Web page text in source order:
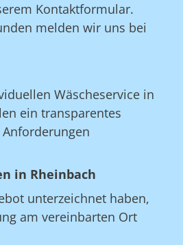
Kontaktformular.
melden wir uns bei
Wäscheservice in
ein transparentes
in Rheinbach
unterzeichnet haben,
am vereinbarten Ort